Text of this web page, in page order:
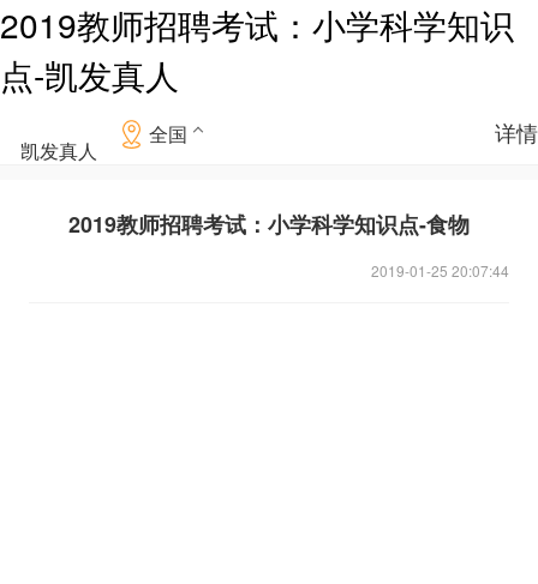
2019教师招聘考试：小学科学知识
点-凯发真人
凯发真人
全国 详情
2019教师招聘考试：小学科学知识点-食物
2019-01-25 20:07:44